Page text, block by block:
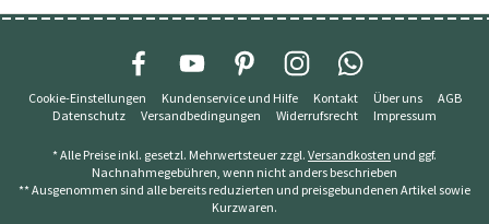
Cookie-Einstellungen Kundenservice und Hilfe Kontakt Über uns
AGB
Datenschutz
Versandbedingungen Widerrufsrecht Impressum
* Alle Preise inkl. gesetzl. Mehrwertsteuer zzgl. Versandkosten und ggf.
Nachnahmegebühren, wenn nicht anders beschrieben
** Ausgenommen sind alle bereits reduzierten und preisgebundenen Artikel sowie
Kurzwaren.